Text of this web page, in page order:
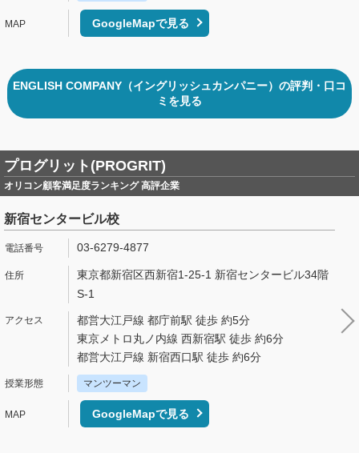
GoogleMapで見る
ENGLISH COMPANY（イングリッシュカンパニー）の評判・口コ
ミを見る
プログリット(PROGRIT)
オリコン顧客満足度ランキング 高評企業
新宿センタービル校
03-6279-4877
東京都新宿区西新宿1-25-1 新宿センタービル34階
S-1
都営大江戸線 都庁前駅 徒歩 約5分
東京メトロ丸ノ内線 西新宿駅 徒歩 約6分
都営大江戸線 新宿西口駅 徒歩 約6分
マンツーマン
GoogleMapで見る